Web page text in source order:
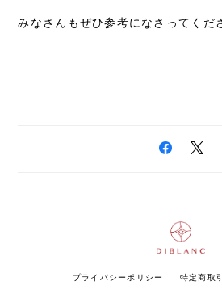
みなさんもぜひ参考になさってくだ
プライバシーポリシー 特定商取